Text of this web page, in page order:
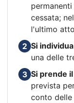
cessata;
l'ultimo
2 Si
una delle
3 Si prende
prevista
conto